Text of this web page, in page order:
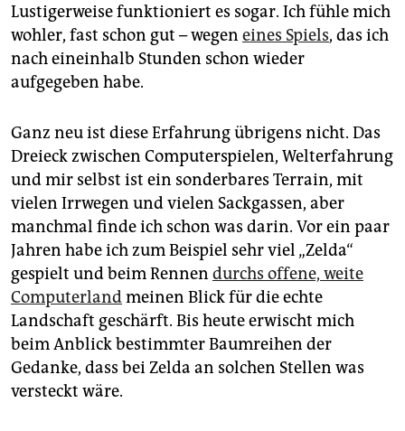
Lustigerweise funktioniert es sogar. Ich fühle mich
wohler, fast schon gut – wegen eines Spiels, das ich
nach eineinhalb Stunden schon wieder
aufgegeben habe.
Ganz neu ist diese Erfahrung übrigens nicht. Das
Dreieck zwischen Computerspielen, Welterfahrung
und mir selbst ist ein sonderbares Terrain, mit
vielen Irrwegen und vielen Sackgassen, aber
manchmal finde ich schon was darin. Vor ein paar
Jahren habe ich zum Beispiel sehr viel „Zelda“
gespielt und beim Rennen durchs offene, weite
Computerlandmeinen Blick für die echte
Landschaft geschärft. Bis heute erwischt mich
beim Anblick bestimmter Baumreihen der
Gedanke, dass bei Zelda an solchen Stellen was
versteckt wäre.